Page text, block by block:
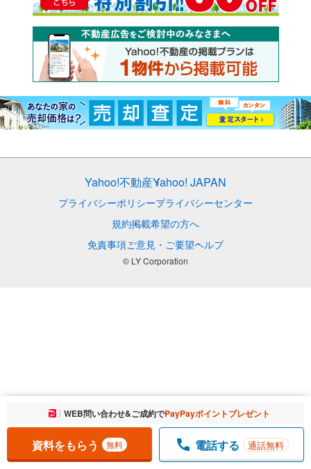
お気に入りに追加しました。 一覧を開く
WEB問い合わせ&ご成約でPayPayポイントプレゼント
資料をもらう 無料 電話する 通話無料
Yahoo!不動産Yahoo! JAPAN
プライバシーポリシープライバシーセンター
規約掲載希望の方へ
免責事項ご意見・ご要望ヘルプ
© LY Corporation